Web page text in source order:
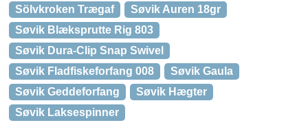
Sölvkroken Trægaf
Søvik Auren 18gr
Søvik Blæksprutte Rig 803
Søvik Dura-Clip Snap Swivel
Søvik Fladfiskeforfang 008
Søvik Gaula
Søvik Geddeforfang
Søvik Hægter
Søvik Laksespinner